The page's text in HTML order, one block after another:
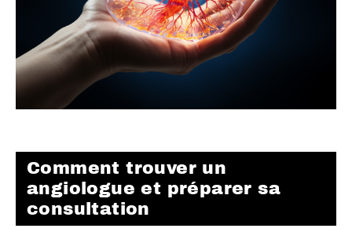
Comment trouver un
angiologue et préparer sa
consultation